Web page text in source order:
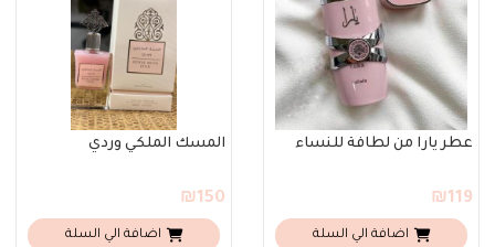
عطر يارا من لطافة للنساء
₪119
اضافة الي السلة
المسك الملكي وردي
₪150
اضافة الي السلة